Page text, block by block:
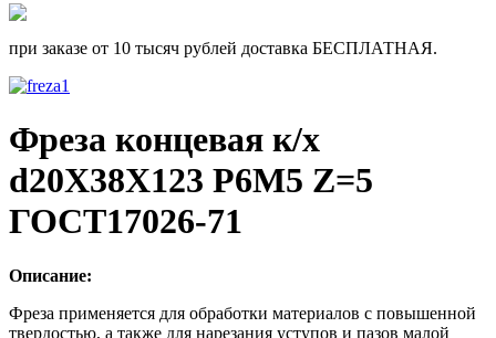
при заказе от 10 тысяч рублей доставка БЕСПЛАТНАЯ.
Фреза концевая к/х
d20Х38Х123 Р6М5 Z=5
ГОСТ17026-71
Описание:
Фреза применяется для обработки материалов с повышенной
твердостью, а также для нарезания уступов и пазов малой